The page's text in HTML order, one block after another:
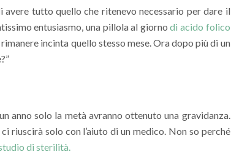
avere tutto quello che ritenevo necessario per dare il
entusiasmo, una pillola al giornodi acido folico
incinta quello stesso mese. Ora dopo più di un
anno solo la metà avranno ottenuto una gravidanza.
riuscirà solo con l’aiuto di un medico. Non so perché
di sterilità.